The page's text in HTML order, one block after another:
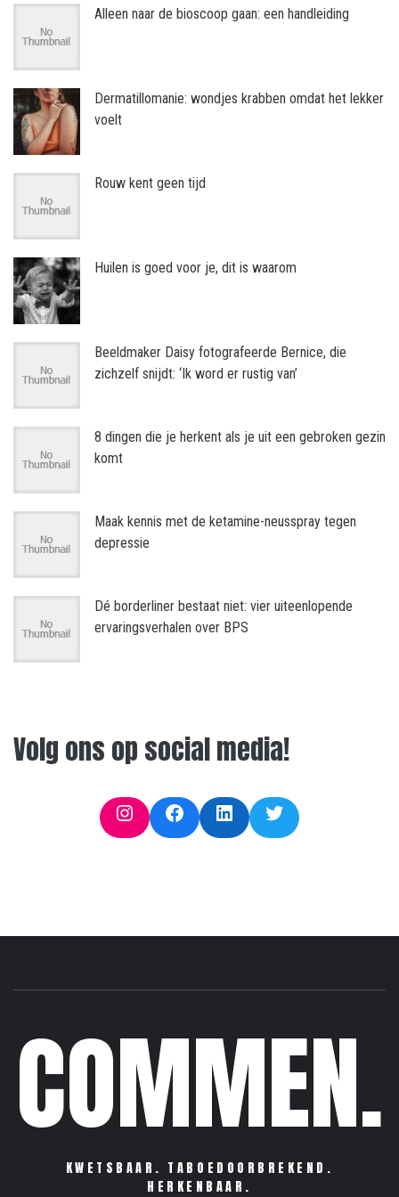
Alleen naar de bioscoop gaan: een handleiding
Dermatillomanie: wondjes krabben omdat het lekker
voelt
Rouw kent geen tijd
Huilen is goed voor je, dit is waarom
Beeldmaker Daisy fotografeerde Bernice, die
zichzelf snijdt: ‘Ik word er rustig van’
8 dingen die je herkent als je uit een gebroken gezin
komt
Maak kennis met de ketamine-neusspray tegen
depressie
Dé borderliner bestaat niet: vier uiteenlopende
ervaringsverhalen over BPS
Volg ons op social media!
InstagramFacebookLinkedInTwitter
COMMEN.
KWETSBAAR. TABOEDOORBREKEND.
HERKENBAAR.